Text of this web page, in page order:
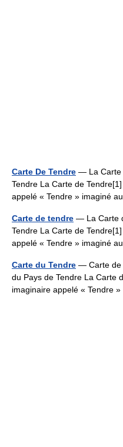
Carte De Tendre — La Carte
Tendre La Carte de
appelé « Tendre » imaginé
Carte de tendre — La Carte
Tendre La Carte de
appelé « Tendre » imaginé
Carte du Tendre — Carte de
du Pays de Tendre La Carte
imaginaire appelé « Tendre